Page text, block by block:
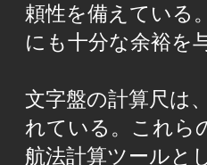
頼性を備えている
にも十分な余裕を
文字盤の計算尺は
れている。これら
航法計算ツールと